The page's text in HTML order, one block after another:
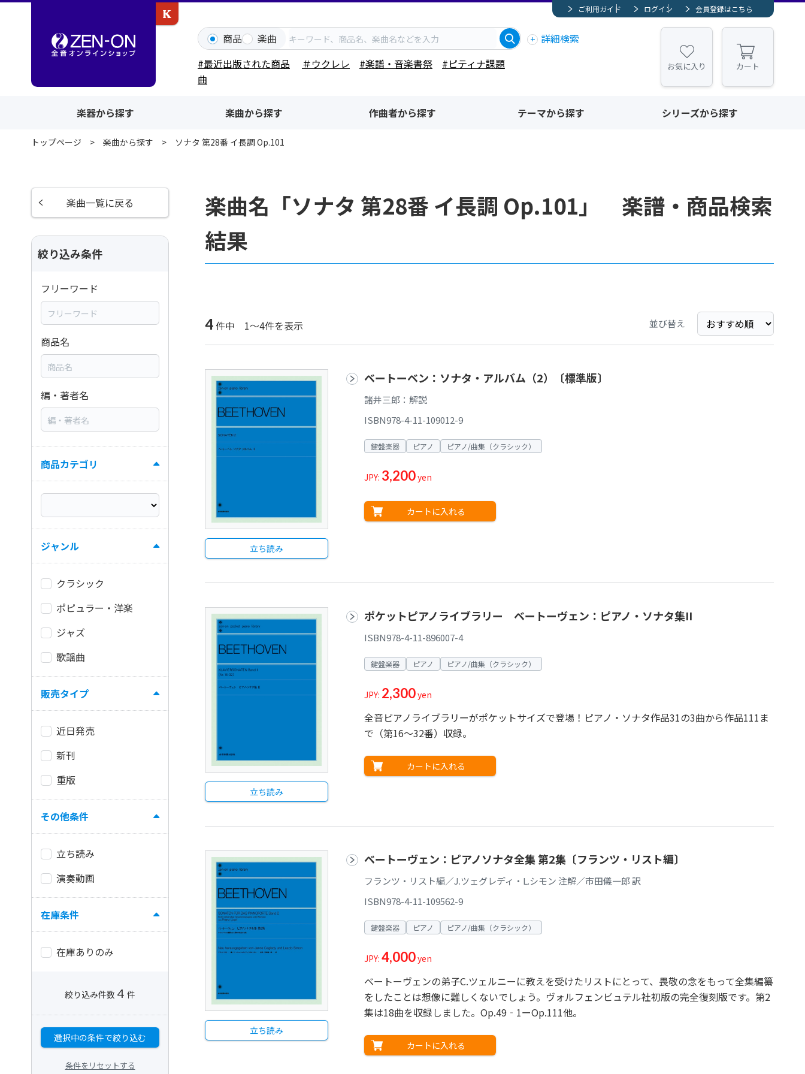
ご利用ガイド ログイン 会員登録はこちら
商品 楽曲
詳細検索
#最近出版された商品
＃ウクレレ #楽譜・音楽書祭
#ピティナ課題
曲
お気に入り カート
楽器から探す 楽曲から探す 作曲者から探す テーマから探す シリーズから探す
トップページ 楽曲から探す ソナタ 第28番 イ長調 Op.101
楽曲名「ソナタ 第28番 イ長調 Op.101」 楽譜・商品検索
結果
4件中 1～4件を表示 並び替え
立ち読み
ベートーベン：ソナタ・アルバム（2）〔標準版〕
諸井三郎：解説
ISBN978-4-11-109012-9
鍵盤楽器 ピアノ ピアノ/曲集（クラシック）
JPY: 3,200yen
カートに入れる
立ち読み
ポケットピアノライブラリー ベートーヴェン：ピアノ・ソナタ集II
ISBN978-4-11-896007-4
鍵盤楽器 ピアノ ピアノ/曲集（クラシック）
JPY: 2,300yen
全音ピアノライブラリーがポケットサイズで登場！ピアノ・ソナタ作品31の3曲から作品111ま
で（第16～32番）収録。
カートに入れる
立ち読み
ベートーヴェン：ピアノソナタ全集 第2集〔フランツ・リスト編〕
フランツ・リスト編／J.ツェグレディ・L.シモン 注解／市田儀一郎 訳
ISBN978-4-11-109562-9
鍵盤楽器 ピアノ ピアノ/曲集（クラシック）
JPY: 4,000yen
ベートーヴェンの弟子C.ツェルニーに教えを受けたリストにとって、畏敬の念をもって全集編纂
をしたことは想像に難しくないでしょう。ヴォルフェンビュテル社初版の完全復刻版です。第2
集は18曲を収録しました。Op.49‐1ーOp.111他。
カートに入れる
楽曲一覧に戻る
絞り込み条件
フリーワード
商品名
編・著者名
商品カテゴリ
ジャンル
クラシック
ポピュラー・洋楽
ジャズ
歌謡曲
販売タイプ
近日発売
新刊
重版
その他条件
立ち読み
演奏動画
在庫条件
在庫ありのみ
絞り込み件数 4 件
選択中の条件で絞り込む
条件をリセットする